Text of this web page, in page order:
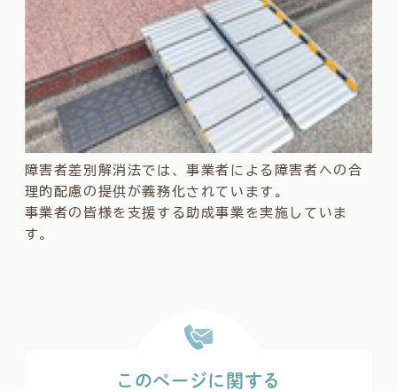
障害者差別解消法では、事業者による障害者への合
理的配慮の提供が義務化されています。
事業者の皆様を支援する助成事業を実施していま
す。
このページに関する